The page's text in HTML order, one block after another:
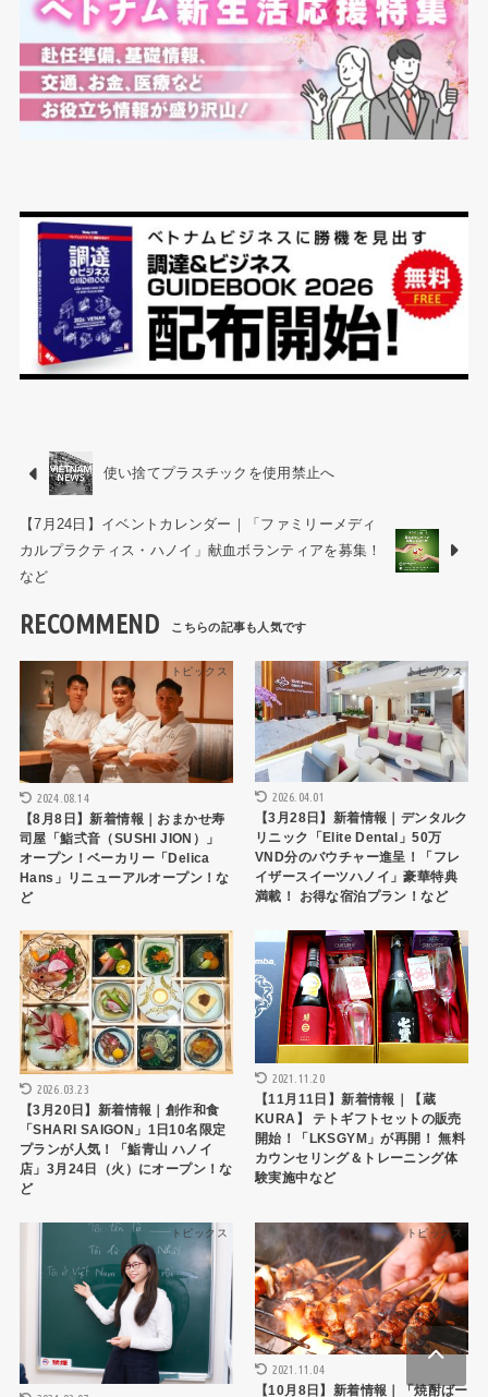
使い捨てプラスチックを使用禁止へ
【7月24日】イベントカレンダー｜「ファミリーメディ
カルプラクティス・ハノイ」献血ボランティアを募集！
など
RECOMMEND
トピックス
2024.08.14
【8月8日】新着情報｜おまかせ寿
司屋「鮨弍音（SUSHI JION）」
オープン！ベーカリー「Delica
Hans」リニューアルオープン！な
ど
トピックス
2026.04.01
【3月28日】新着情報｜デンタルク
リニック「Elite Dental」50万
VND分のバウチャー進呈！「フレ
イザースイーツハノイ」豪華特典
満載！ お得な宿泊プラン！など
トピックス
2026.03.23
【3月20日】新着情報｜創作和食
「SHARI SAIGON」1日10名限定
プランが人気！「鮨青山 ハノイ
店」3月24日（火）にオープン！な
ど
トピックス
2021.11.20
【11月11日】新着情報｜【蔵
KURA】 テトギフトセットの販売
開始！「LKSGYM」が再開！ 無料
カウンセリング＆トレーニング体
験実施中など
トピックス トピックス
2021.11.04
【10月8日】新着情報｜「焼酎ばー